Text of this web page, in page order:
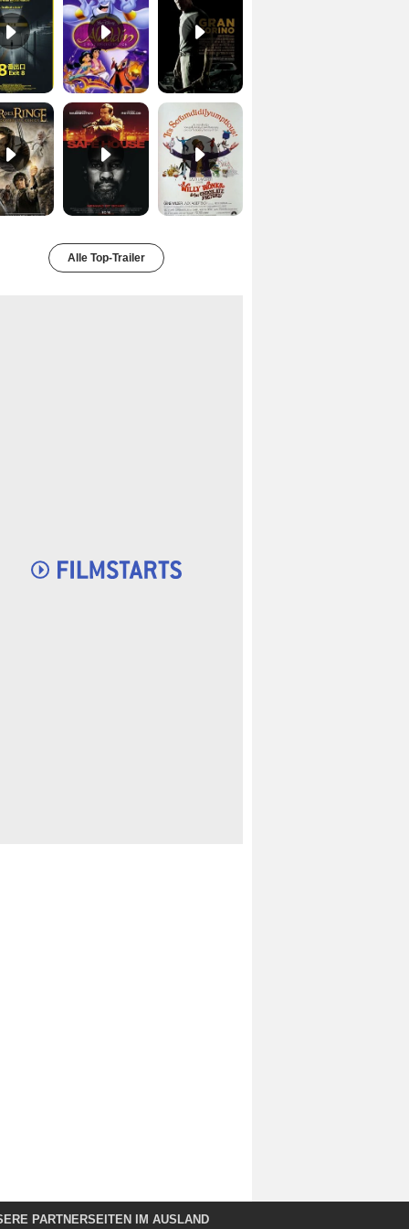
Der Herr der Ringe - Die Rückkehr des Königs Trailer OV Safe House Trailer DF Charlie und die Schokoladenfabrik Trailer OV
Alle Top-Trailer
PARTNERSEITEN IM AUSLAND